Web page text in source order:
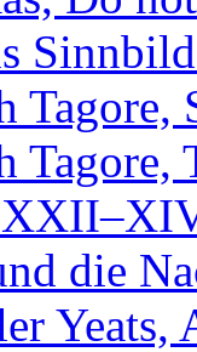
Tagore,
die
Yeats,